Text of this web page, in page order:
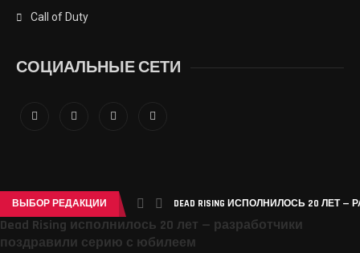
Call of Duty
СОЦИАЛЬНЫЕ СЕТИ
ВЫБОР РЕДАКЦИИ DEAD RISING ИСПОЛНИЛОСЬ 20 ЛЕТ
Dead Rising исполнилось 20 лет — разработчики
поздравили серию с юбилеем